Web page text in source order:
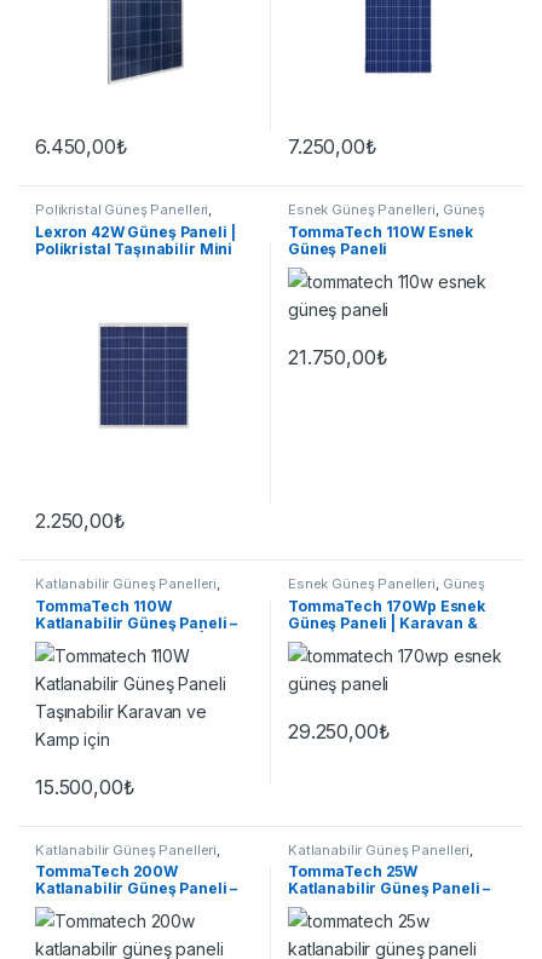
6.450,00₺ 7.250,00₺
Polikristal Güneş Panelleri,
Güneş Panelleri
Lexron 42W Güneş Paneli |
Polikristal Taşınabilir Mini
2.250,00₺
Esnek Güneş Panelleri, Güneş
Panelleri
TommaTech 110W Esnek
Güneş Paneli
21.750,00₺
Katlanabilir Güneş Panelleri,
Güneş Panelleri
TommaTech 110W
Katlanabilir Güneş Paneli –
IBC Hücre, ETFE, IP65 | Kamp
& Karavan
15.500,00₺
Esnek Güneş Panelleri, Güneş
Panelleri
TommaTech 170Wp Esnek
Güneş Paneli | Karavan &
Tekne
29.250,00₺
Katlanabilir Güneş Panelleri
Güneş Panelleri
TommaTech 200W
Katlanabilir Güneş Paneli –
Taşınabilir TOPCon N-Type
Katlanabilir Güneş Panelleri
Güneş Panelleri
TommaTech 25W
Katlanabilir Güneş Paneli –
USB-A & Type-C